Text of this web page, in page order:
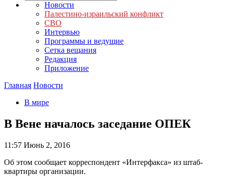
Новости
Палестино-израильский конфликт
СВО
Интервью
Программы и ведущие
Сетка вещания
Редакция
Приложение
Главная Новости
В мире
В Вене началось заседание ОПЕК
11:57 Июнь 2, 2016
Об этом сообщает корреспондент «Интерфакса» из штаб-
квартиры организации.